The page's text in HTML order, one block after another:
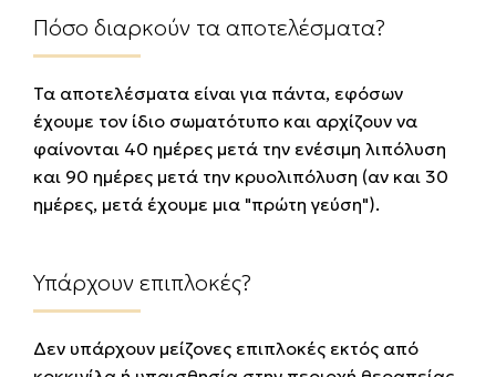
Πόσο διαρκούν τα αποτελέσματα?
Τα αποτελέσματα είναι για πάντα, εφόσων
έχουμε τον ίδιο σωματότυπο και αρχίζουν να
φαίνονται 40 ημέρες μετά την ενέσιμη λιπόλυση
και 90 ημέρες μετά την κρυολιπόλυση (αν και 30
ημέρες, μετά έχουμε μια "πρώτη γεύση").
Υπάρχουν επιπλοκές?
Δεν υπάρχουν μείζονες επιπλοκές εκτός από